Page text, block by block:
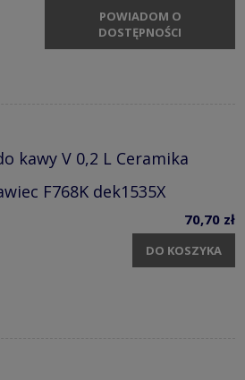
POWIADOM O
DOSTĘPNOŚCI
kawy V 0,2 L Ceramika
F768K dek1535X
70,70 zł
DO KOSZYKA